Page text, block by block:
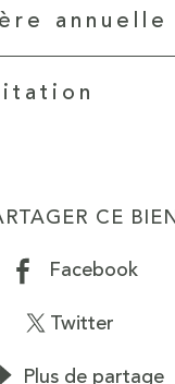
Valeursannuelle
CE
Facebook
Twitter
Plus de partage